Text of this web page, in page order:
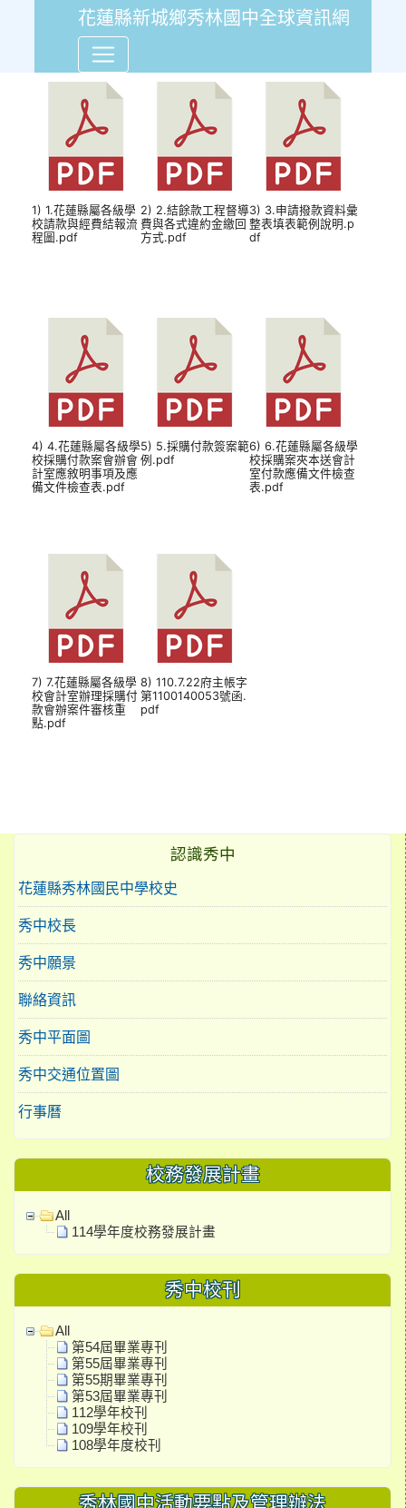
花蓮縣新城鄉秀林國中全球資訊網
精進簡化縣屬各級學校採購
1) 1.花蓮縣屬各級學
校請款與經費結報流
程圖.pdf
2) 2.結餘款工程督導
費與各式違約金繳回
方式.pdf
3) 3.申請撥款資料彙
整表填表範例說明.p
df
4) 4.花蓮縣屬各級學
校採購付款案會辦會
計室應敘明事項及應
備文件檢查表.pdf
5) 5.採購付款簽案範
例.pdf
6) 6.花蓮縣屬各級學
校採購案夾本送會計
室付款應備文件檢查
表.pdf
7) 7.花蓮縣屬各級學
校會計室辦理採購付
款會辦案件審核重
點.pdf
8) 110.7.22府主帳字
第1100140053號函.
pdf
認識秀中
花蓮縣秀林國民中學校史
秀中校長
秀中願景
聯絡資訊
秀中平面圖
秀中交通位置圖
行事曆
校務發展計畫
All
114學年度校務發展計畫
秀中校刊
All
第54屆畢業專刊
第55屆畢業專刊
第55期畢業專刊
第53屆畢業專刊
112學年校刊
109學年校刊
108學年度校刊
秀林國中活動要點及管理辦法